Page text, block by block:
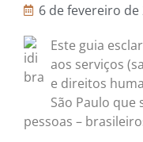
6 de fevereiro de
Este guia
aos serviços
e direitos
São Paulo que
pessoas –